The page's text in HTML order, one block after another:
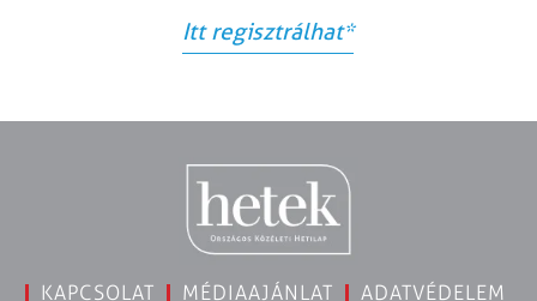
Itt regisztrálhat*
KAPCSOLAT MÉDIAAJÁNLAT
ADATVÉDELEM